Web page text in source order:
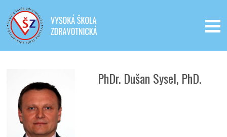
PhDr. Dušan Sysel, PhD.
Iveta - Vysoká škola zdravotnická,
o.p.s.